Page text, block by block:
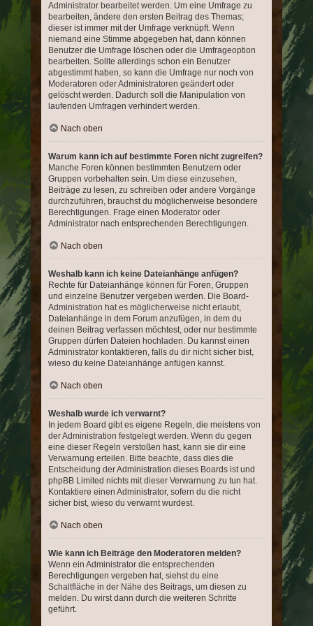
Administrator bearbeitet werden. Um eine Umfrage zu
bearbeiten, ändere den ersten Beitrag des Themas;
dieser ist immer mit der Umfrage verknüpft. Wenn
niemand eine Stimme abgegeben hat, dann können
Benutzer die Umfrage löschen oder die Umfrageoption
bearbeiten. Sollte allerdings schon ein Benutzer
abgestimmt haben, so kann die Umfrage nur noch von
Moderatoren oder Administratoren geändert oder
gelöscht werden. Dadurch soll die Manipulation von
laufenden Umfragen verhindert werden.
Nach oben
Warum kann ich auf bestimmte Foren nicht zugreifen?
Manche Foren können bestimmten Benutzern oder
Gruppen vorbehalten sein. Um diese einzusehen,
Beiträge zu lesen, zu schreiben oder andere Vorgänge
durchzuführen, brauchst du möglicherweise besondere
Berechtigungen. Frage einen Moderator oder
Administrator nach entsprechenden Berechtigungen.
Nach oben
Weshalb kann ich keine Dateianhänge anfügen?
Rechte für Dateianhänge können für Foren, Gruppen
und einzelne Benutzer vergeben werden. Die Board-
Administration hat es möglicherweise nicht erlaubt,
Dateianhänge in dem Forum anzufügen, in dem du
deinen Beitrag verfassen möchtest, oder nur bestimmte
Gruppen dürfen Dateien hochladen. Du kannst einen
Administrator kontaktieren, falls du dir nicht sicher bist,
wieso du keine Dateianhänge anfügen kannst.
Nach oben
Weshalb wurde ich verwarnt?
In jedem Board gibt es eigene Regeln, die meistens von
der Administration festgelegt werden. Wenn du gegen
eine dieser Regeln verstoßen hast, kann sie dir eine
Verwarnung erteilen. Bitte beachte, dass dies die
Entscheidung der Administration dieses Boards ist und
phpBB Limited nichts mit dieser Verwarnung zu tun hat.
Kontaktiere einen Administrator, sofern du die nicht
sicher bist, wieso du verwarnt wurdest.
Nach oben
Wie kann ich Beiträge den Moderatoren melden?
Wenn ein Administrator die entsprechenden
Berechtigungen vergeben hat, siehst du eine
Schaltfläche in der Nähe des Beitrags, um diesen zu
melden. Du wirst dann durch die weiteren Schritte
geführt.